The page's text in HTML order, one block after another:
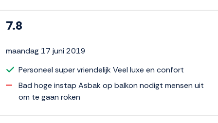
7.8
maandag 17 juni 2019
Personeel super vriendelijk Veel luxe en confort
Bad hoge instap Asbak op balkon nodigt mensen uit
om te gaan roken